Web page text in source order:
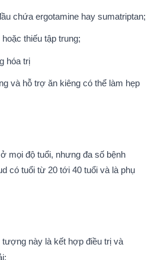
chứa ergotamine hay sumatriptan;
thiếu tập trung;
hóa trị
và hỗ trợ ăn kiêng có thể làm hẹp
mọi độ tuổi, nhưng đa số bệnh
có tuổi từ 20 tới 40 tuổi và là phụ
tượng này là kết hợp điều trị và